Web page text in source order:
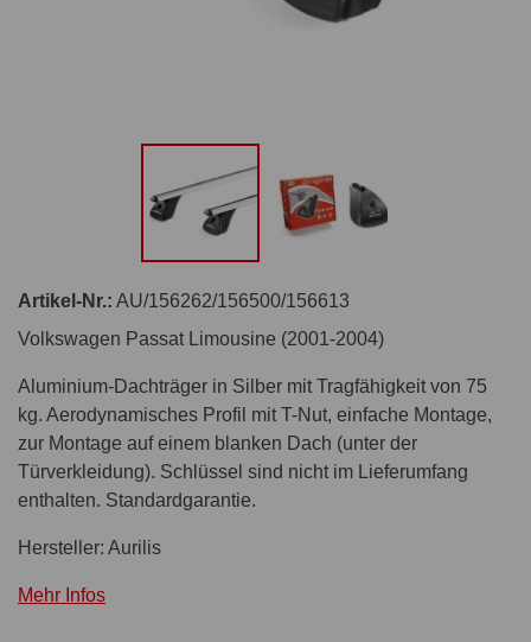
Artikel-Nr.: AU/156262/156500/156613
Volkswagen Passat Limousine (2001-2004)
Aluminium-Dachträger in Silber mit Tragfähigkeit von 75
kg. Aerodynamisches Profil mit T-Nut, einfache Montage,
zur Montage auf einem blanken Dach (unter der
Türverkleidung). Schlüssel sind nicht im Lieferumfang
enthalten. Standardgarantie.
Hersteller: Aurilis
Mehr Infos